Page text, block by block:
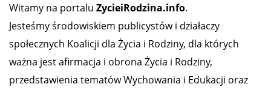
Witamy na portalu ZycieiRodzina.info.
Jesteśmy środowiskiem publicystów i działaczy
społecznych Koalicji dla Życia i Rodziny, dla których
ważna jest afirmacja i obrona Życia i Rodziny,
przedstawienia tematów Wychowania i Edukacji oraz